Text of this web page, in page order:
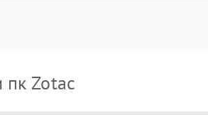
пк Zotac